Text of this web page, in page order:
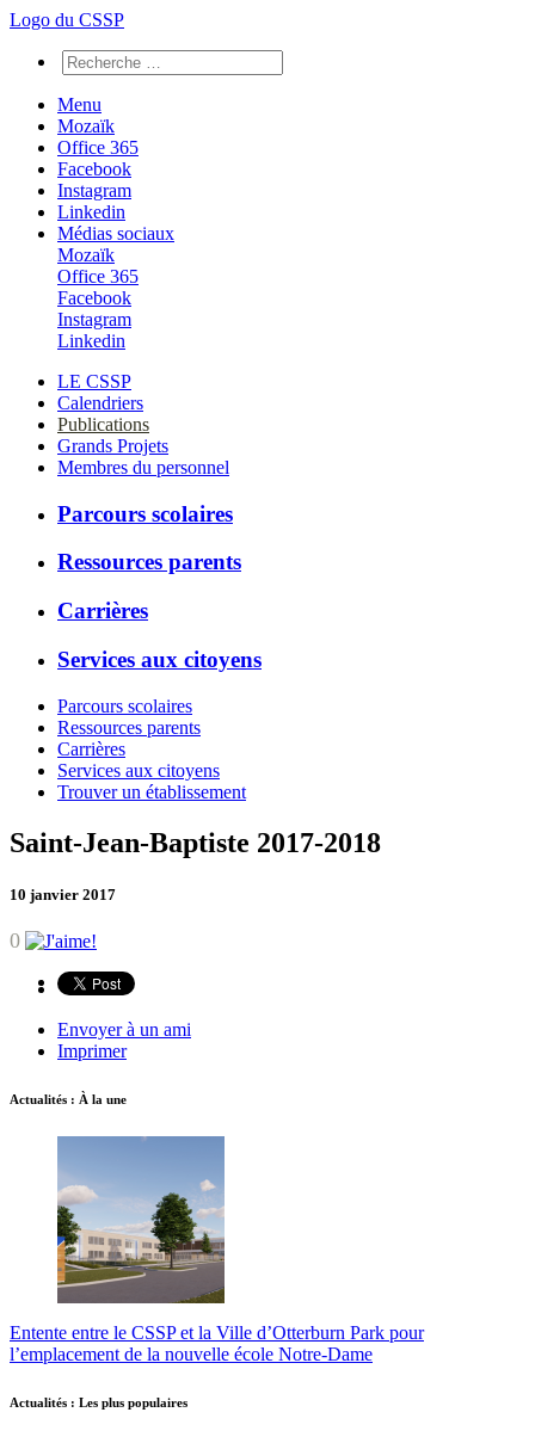
Logo du CSSP
Menu
Mozaïk
Office 365
Facebook
Instagram
Linkedin
Médias sociaux
Mozaïk
Office 365
Facebook
Instagram
Linkedin
LE CSSP
Calendriers
Publications
Grands Projets
Membres du personnel
Parcours scolaires
Ressources parents
Carrières
Services aux citoyens
Parcours scolaires
Ressources parents
Carrières
Services aux citoyens
Trouver un établissement
Saint-Jean-Baptiste 2017-2018
10 janvier 2017
0
Envoyer à un ami
Imprimer
Actualités : À la une
Entente entre le CSSP et la Ville d’Otterburn Park pour
l’emplacement de la nouvelle école Notre-Dame
Actualités : Les plus populaires